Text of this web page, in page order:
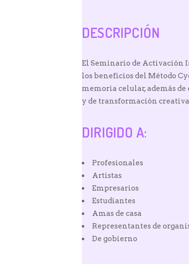
DESCRIPCIÓN
El Seminario de Activación
los beneficios del Método
memoria celular, además
y de transformación
DIRIGIDO A:
Profesionales
Artistas
Empresarios
Estudiantes
Amas de casa
Representantes de
De gobierno